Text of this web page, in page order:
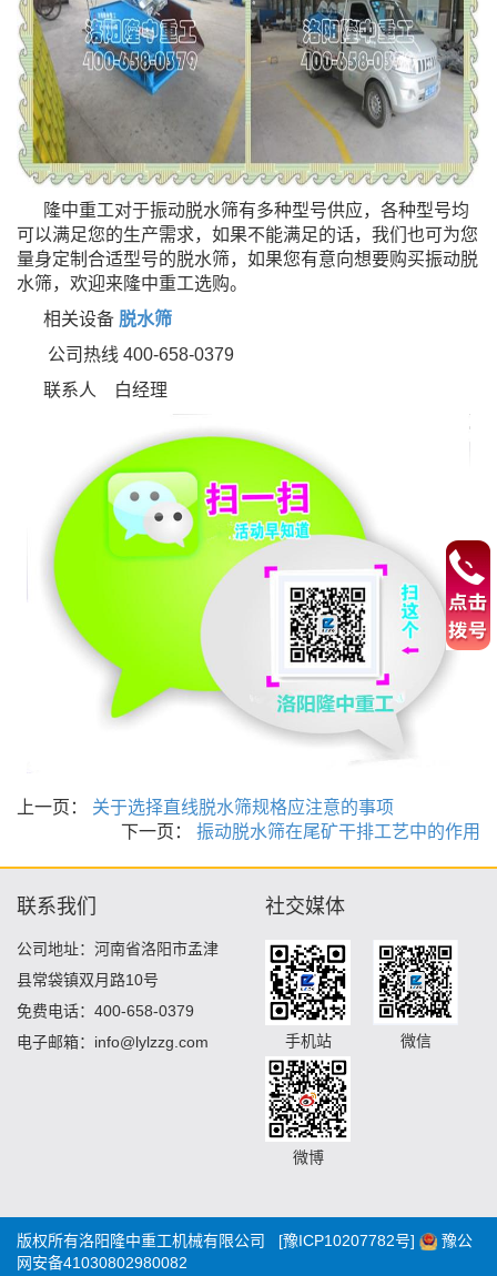
隆中重工对于振动脱水筛有多种型号供应，各种型号均
可以满足您的生产需求，如果不能满足的话，我们也可为您
量身定制合适型号的脱水筛，如果您有意向想要购买振动脱
水筛，欢迎来隆中重工选购。
相关设备 脱水筛
公司热线 400-658-0379
联系人 白经理
上一页：
关于选择直线脱水筛规格应注意的事项
下一页：
振动脱水筛在尾矿干排工艺中的作用
联系我们
公司地址：河南省洛阳市孟津
县常袋镇双月路10号
免费电话：400-658-0379
电子邮箱：info@lylzzg.com
社交媒体
手机站 微信
微博
版权所有洛阳隆中重工机械有限公司 [豫ICP10207782号]
豫公
网安备41030802980082